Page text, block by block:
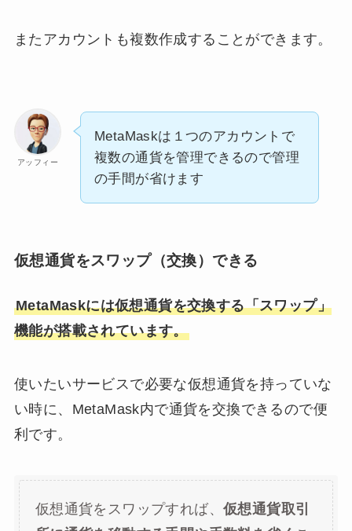
またアカウントも複数作成することができます。
アッフィー
MetaMaskは１つのアカウントで
複数の通貨を管理できるので管理
の手間が省けます
仮想通貨をスワップ（交換）できる
MetaMaskには仮想通貨を交換する「スワップ」
機能が搭載されています。
使いたいサービスで必要な仮想通貨を持っていな
い時に、MetaMask内で通貨を交換できるので便
利です。
仮想通貨をスワップすれば、仮想通貨取引